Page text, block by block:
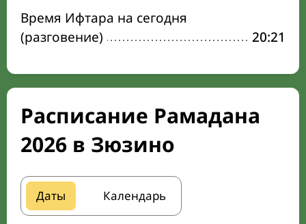
Время Ифтара на сегодня
(разговение)
20:21
Расписание Рамадана
2026 в Зюзино
Даты Календарь